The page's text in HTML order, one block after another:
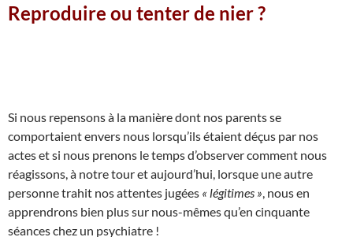
Reproduire ou tenter de nier ?
Si nous repensons à la manière dont nos parents se
comportaient envers nous lorsqu’ils étaient déçus par nos
actes et si nous prenons le temps d’observer comment nous
réagissons, à notre tour et aujourd’hui, lorsque une autre
personne trahit nos attentes jugées « légitimes » , nous en
apprendrons bien plus sur nous-mêmes qu’en cinquante
séances chez un psychiatre !